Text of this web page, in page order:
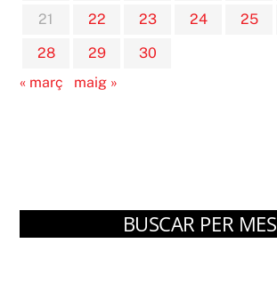
21
22 23 24 25
28
29
30
« març
maig »
BUSCAR PER MES